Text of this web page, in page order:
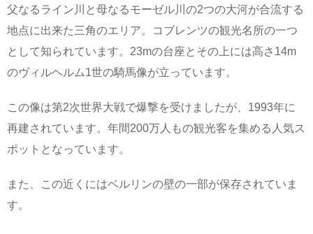
父なるライン川と母なるモーゼル川の2つの大河が合流する
地点に出来た三角のエリア。コブレンツの観光名所の一つ
として知られています。23mの台座とその上には高さ14m
のヴィルヘルム1世の騎馬像が立っています。
この像は第2次世界大戦で爆撃を受けましたが、1993年に
再建されています。年間200万人もの観光客を集める人気ス
ポットとなっています。
また、この近くにはベルリンの壁の一部が保存されていま
す。